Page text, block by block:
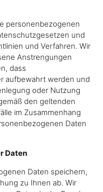
personenbezogenen
und
und Verfahren. Wir
Anstrengungen
dass
aufbewahrt werden und
oder Nutzung
den geltenden
im Zusammenhang
Daten
Daten
Daten speichern,
zu Ihnen ab. Wir